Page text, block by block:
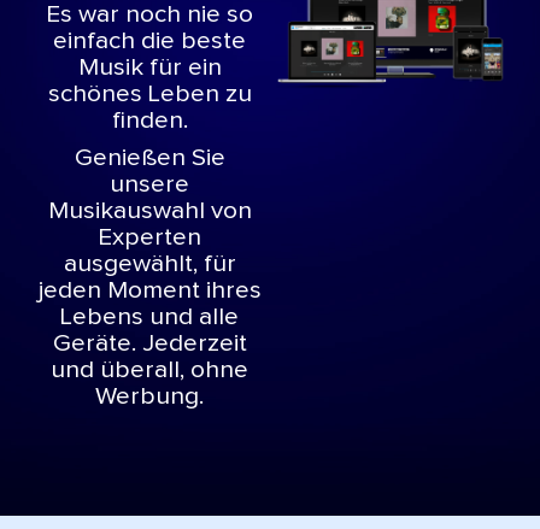
Es war noch nie so
einfach die beste
Musik für ein
schönes Leben zu
finden.
Genießen Sie
unsere
Musikauswahl von
Experten
ausgewählt, für
jeden Moment ihres
Lebens und alle
Geräte. Jederzeit
und überall, ohne
Werbung.